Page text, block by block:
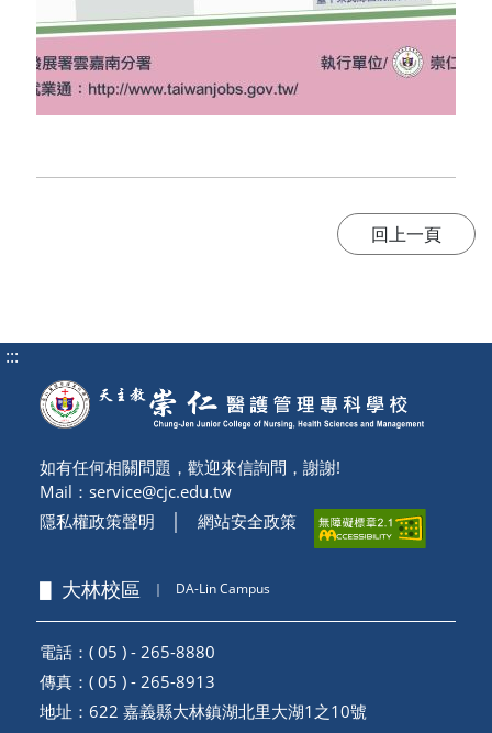
:::
如有任何相關問題，歡迎來信詢問，謝謝!
Mail： service@cjc.edu.tw
隱私權政策聲明
網站安全政策
▋ 大林校區 ｜ DA-Lin Campus
電話：( 05 ) - 265-8880
傳真：( 05 ) - 265-8913
地址： 622 嘉義縣大林鎮湖北里大湖1之10號